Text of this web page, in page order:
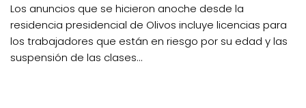
Los anuncios que se hicieron anoche desde la
residencia presidencial de Olivos incluye licencias para
los trabajadores que están en riesgo por su edad y las
suspensión de las clases...